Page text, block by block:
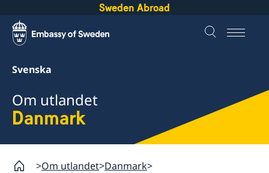
Sweden Abroad
Svenska
Om utlandet
Danmark
Om utlandet Danmark